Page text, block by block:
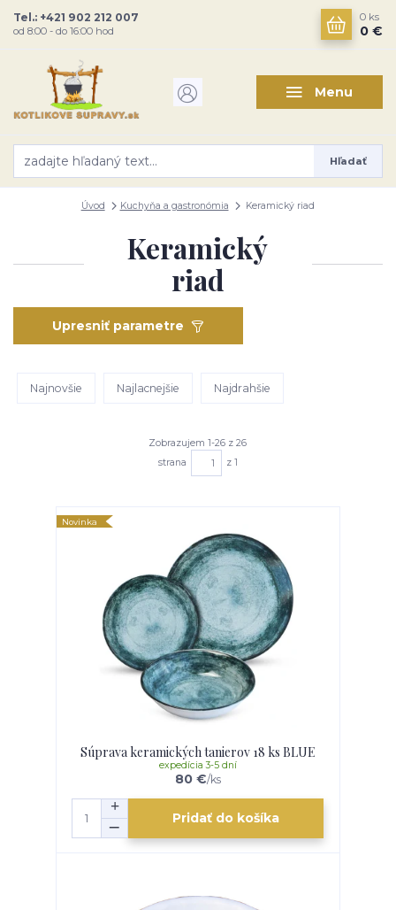
Menu
Hľadať
Tel.: +421 902 212 007
od 8:00 - do 16:00 hod
0 ks
0 €
Úvod Kuchyňa a gastronómia Keramický riad
Keramický
riad
Upresniť parametre
Najnovšie Najlacnejšie Najdrahšie
Zobrazujem 1-26 z 26
strana
z 1
Novinka
Súprava keramických tanierov 18 ks BLUE
80 €/ks
expedícia 3-5 dní
Pridať do košíka